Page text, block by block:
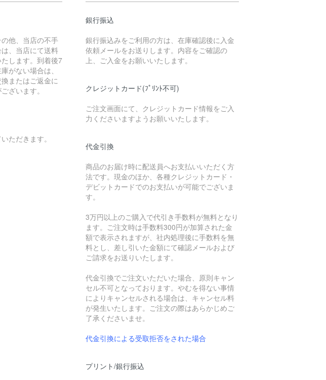
他、当店の不手
、当店にて送料
します。到着後7
がない場合は、
またはご返金に
ざいます。
ただきます。
銀行振込
銀行振込みをご利用の方は、在庫確認後に入金
依頼メールをお送りします。内容をご確認の
上、ご入金をお願いいたします。
クレジットカード(ﾌﾟﾘﾝﾄ不可)
ご注文画面にて、クレジットカード情報をご入
力くださいますようお願いいたします。
代金引換
商品のお届け時に配送員へお支払いいただく方
法です。現金のほか、各種クレジットカード・
デビットカードでのお支払いが可能でございま
す。
3万円以上のご購入で代引き手数料が無料となり
ます。ご注文時は手数料300円が加算された金
額で表示されますが、社内処理後に手数料を無
料とし、差し引いた金額にて確認メールおよび
ご請求をお送りいたします。
代金引換でご注文いただいた場合、原則キャン
セル不可となっております。やむを得ない事情
によりキャンセルされる場合は、キャンセル料
が発生いたします。ご注文の際はあらかじめご
了承くださいませ。
代金引換による受取拒否をされた場合
プリント/銀行振込